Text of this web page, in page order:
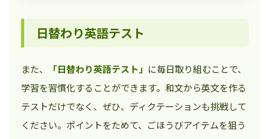
日替わり英語テスト
また、 「日替わり英語テスト」 に毎日取り組むことで、
学習を習慣化することができます。和文から英文を作る
テストだけでなく、ぜひ、ディクテーションも挑戦して
ください。ポイントをためて、ごほうびアイテムを狙う